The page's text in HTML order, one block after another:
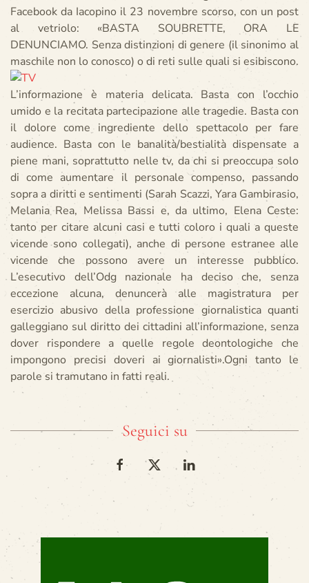
Facebook da Iacopino il 23 novembre scorso, con un post
al vetriolo: «BASTA SOUBRETTE, ORA LE
DENUNCIAMO. Senza distinzioni di genere (il sinonimo al
maschile non lo conosco) o di reti sulle quali si esibiscono.
L’informazione è materia delicata. Basta con l’occhio
umido e la recitata partecipazione alle tragedie. Basta con
il dolore come ingrediente dello spettacolo per fare
audience. Basta con le banalità/bestialità dispensate a
piene mani, soprattutto nelle tv, da chi si preoccupa solo
di come aumentare il personale compenso, passando
sopra a diritti e sentimenti (Sarah Scazzi, Yara Gambirasio,
Melania Rea, Melissa Bassi e, da ultimo, Elena Ceste:
tanto per citare alcuni casi e tutti coloro i quali a queste
vicende sono collegati), anche di persone estranee alle
vicende che possono avere un interesse pubblico.
L’esecutivo dell’Odg nazionale ha deciso che, senza
eccezione alcuna, denuncerà alle magistratura per
esercizio abusivo della professione giornalistica quanti
galleggiano sul diritto dei cittadini all’informazione, senza
dover rispondere a quelle regole deontologiche che
impongono precisi doveri ai giornalisti».Ogni tanto le
parole si tramutano in fatti reali.
Seguici su